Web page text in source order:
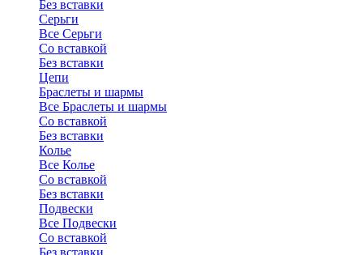
Без вставки
Серьги
Все Серьги
Со вставкой
Без вставки
Цепи
Браслеты и шармы
Все Браслеты и шармы
Со вставкой
Без вставки
Колье
Все Колье
Со вставкой
Без вставки
Подвески
Все Подвески
Со вставкой
Без вставки